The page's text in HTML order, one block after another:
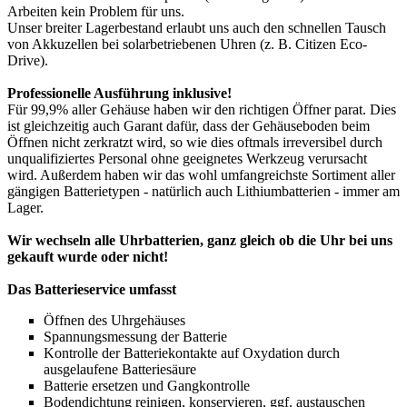
Arbeiten kein Problem für uns.
Unser breiter Lagerbestand erlaubt uns auch den schnellen Tausch
von Akkuzellen bei solarbetriebenen Uhren (z. B. Citizen Eco-
Drive).
Professionelle Ausführung inklusive!
Für 99,9% aller Gehäuse haben wir den richtigen Öffner parat. Dies
ist gleichzeitig auch Garant dafür, dass der Gehäuseboden beim
Öffnen nicht zerkratzt wird, so wie dies oftmals irreversibel durch
unqualifiziertes Personal ohne geeignetes Werkzeug verursacht
wird. Außerdem haben wir das wohl umfangreichste Sortiment aller
gängigen Batterietypen - natürlich auch Lithiumbatterien - immer am
Lager.
Wir wechseln alle Uhrbatterien, ganz gleich ob die Uhr bei uns
gekauft wurde oder nicht!
Das Batterieservice umfasst
Öffnen des Uhrgehäuses
Spannungsmessung der Batterie
Kontrolle der Batteriekontakte auf Oxydation durch
ausgelaufene Batteriesäure
Batterie ersetzen und Gangkontrolle
Bodendichtung reinigen, konservieren, ggf. austauschen